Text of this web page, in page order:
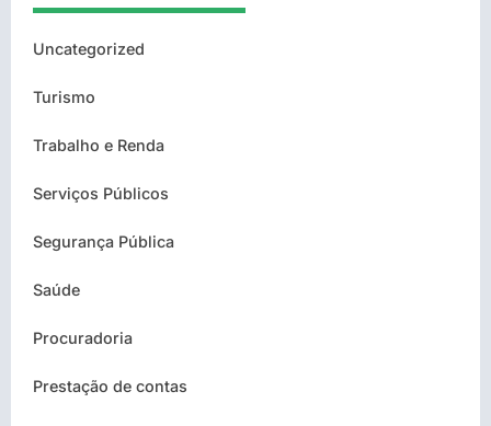
Uncategorized
Turismo
Trabalho e Renda
Serviços Públicos
Segurança Pública
Saúde
Procuradoria
Prestação de contas